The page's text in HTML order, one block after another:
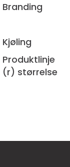
Branding
Kjøling
Produktlinje
(r) størrelse